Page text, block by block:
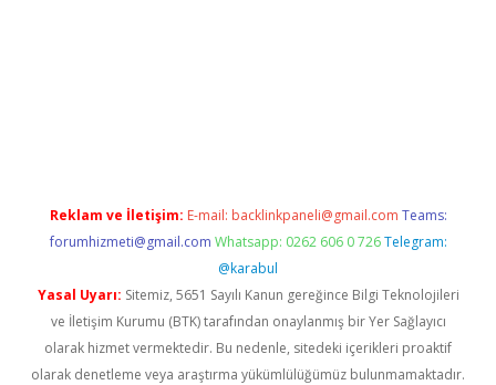
Reklam ve İletişim: E-mail: backlinkpaneli@gmail.com Teams:
forumhizmeti@gmail.com Whatsapp: 0262 606 0 726 Telegram:
@karabul
Yasal Uyarı: Sitemiz, 5651 Sayılı Kanun gereğince Bilgi Teknolojileri
ve İletişim Kurumu (BTK) tarafından onaylanmış bir Yer Sağlayıcı
olarak hizmet vermektedir. Bu nedenle, sitedeki içerikleri proaktif
olarak denetleme veya araştırma yükümlülüğümüz bulunmamaktadır.